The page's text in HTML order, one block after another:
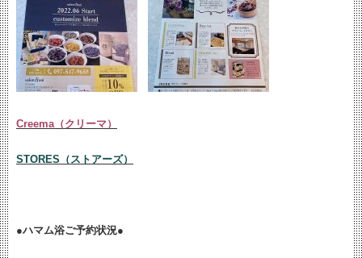
Creema（クリーマ）
STORES（ストアーズ）
●ハマム浴ご予約状況●